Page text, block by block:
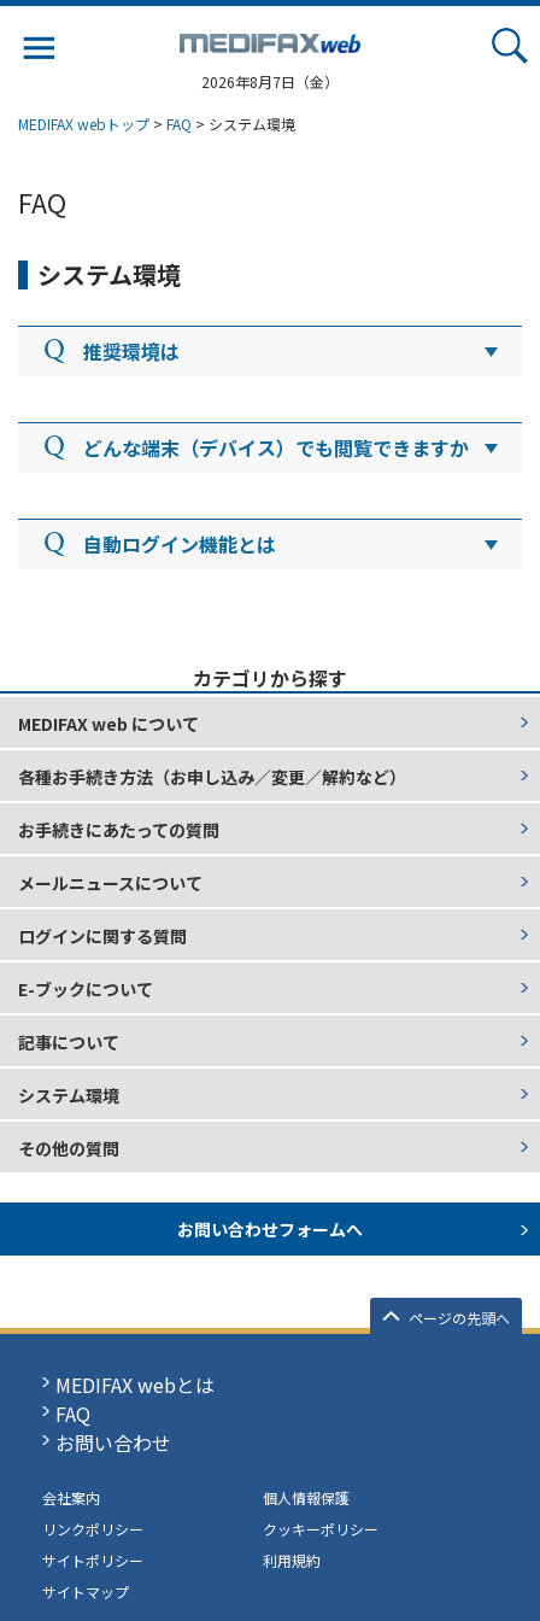
2026年8月7日（金）
MEDIFAX webトップ > FAQ > システム環境
FAQ
システム環境
推奨環境は
・Chrome 最新
・Safari 最新
・Safari 最新
（２）必要なソフトウェア
・Adobe Reader» Adobe Reader（最新ver.）
をインストールする
どんな端末（デバイス）でも閲覧できますか
電話（フィーチャーフォン）には対応しておりませ
ズに応じてレイアウトを最適化する「レスポンシブ
WEBデザイン」を導入しています。レスポンシブ
WEBデザインはCSS3 Media Queriesを利用し、ア
画面サイズに応じて、パソコン、スマートフォン、
タブレット用の3種類のレイアウトへ自動的に切り
替わります。（CSS3 Media Queriesに対応していな
い一部の古いブラウザでは、全てパソコンサイズの
レイアウトになります。）
自動ログイン機能とは
ザを終了したり、電源を切ったりしても、ログイン
状態が続きます。同じデバイスであれば、毎回、ロ
なお、ログイン状態を保持するためには、あらかじ
め、ご利用のブラウザでクッキーの設定を有効にし
ておく必要があります。
※Internet Explorer 10～11での Cookieの設定は
【Internet Explorer 10～11でCookie（クッキー）
の有効にする設定方法について】
カテゴリから探す
MEDIFAX web について
各種お手続き方法（お申し込み／変更／解約など）
お手続きにあたっての質問
メールニュースについて
ログインに関する質問
E-ブックについて
記事について
システム環境
その他の質問
お問い合わせフォームへ
ページの先頭へ
MEDIFAX webとは
FAQ
お問い合わせ
会社案内
個人情報保護
リンクポリシー
クッキーポリシー
サイトポリシー
利用規約
サイトマップ